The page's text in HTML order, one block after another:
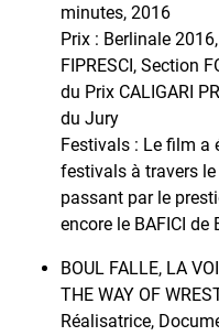
minutes, 2016
Prix : Berlinale
FIPRESCI, Section
du Prix CALIGARI
du Jury
Festivals : Le film a
festivals à travers le
passant par le
encore le BAFICI de
BOUL FALLE, LA
THE WAY OF
Réalisatrice,